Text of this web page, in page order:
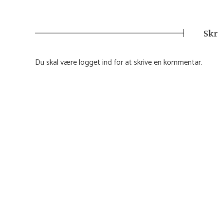
Du skal værelogget indfor at skrive en kommentar.